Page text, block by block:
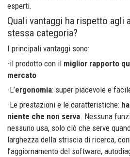
esperti.
Quali vantaggi ha rispetto agli
stessa categoria?
I principali vantaggi sono:
-il prodotto con il miglior rapporto
mercato
-L’ergonomia: super piacevole e
-Le prestazioni e le caratteristiche:
niente che non serva. Nessuna
nessuno usa, solo ciò che serve
larghezza della striscia di ricerca,
l’aggiornamento del software,